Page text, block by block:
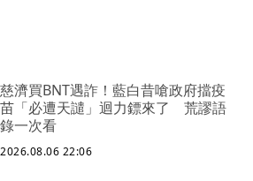
慈濟買BNT遇詐！藍白昔嗆政府擋疫
苗「必遭天譴」迴力鏢來了 荒謬語
錄一次看
2026.08.06 22:06